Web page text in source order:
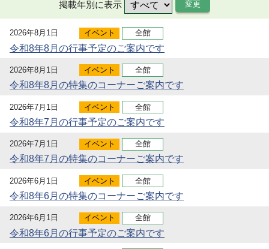
掲載年別に表示
2026年8月1日 イベント 全館
令和8年8月の行事予定のご案内です
2026年8月1日 イベント 全館
令和8年8月の特集のコーナーご案内です
2026年7月1日 イベント 全館
令和8年7月の行事予定のご案内です
2026年7月1日 イベント 全館
令和8年7月の特集のコーナーご案内です
2026年6月1日 イベント 全館
令和8年6月の特集のコーナーご案内です
2026年6月1日 イベント 全館
令和8年6月の行事予定のご案内です